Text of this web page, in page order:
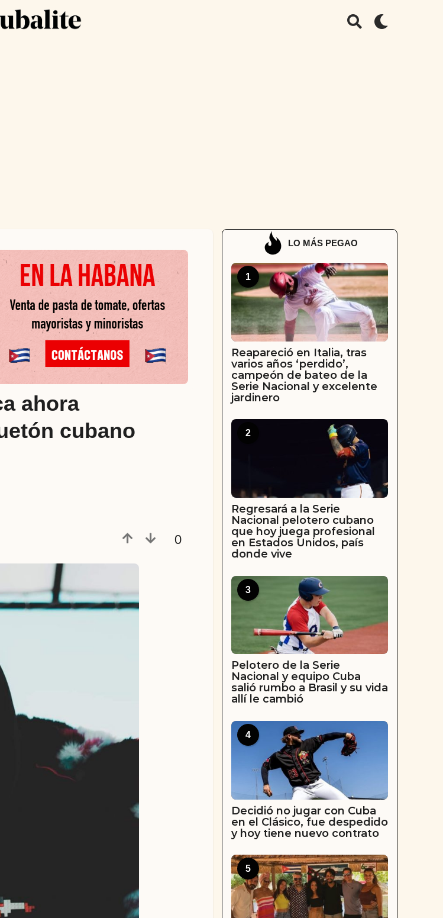
ahora
cubano
0
LO MÁS PEGAO
1
Reapareció en Italia, tras
varios años ‘perdido’,
campeón de bateo de la
Serie Nacional y excelente
jardinero
2
Regresará a la Serie
Nacional pelotero cubano
que hoy juega profesional
en Estados Unidos, país
donde vive
3
Pelotero de la Serie
Nacional y equipo Cuba
salió rumbo a Brasil y su vida
allí le cambió
4
Decidió no jugar con Cuba
en el Clásico, fue despedido
y hoy tiene nuevo contrato
5